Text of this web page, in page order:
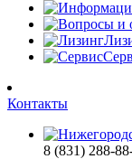
Контакты
8 (831) 288-